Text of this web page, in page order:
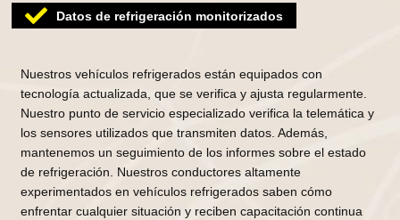
Datos de refrigeración monitorizados
Nuestros vehículos refrigerados están equipados con
tecnología actualizada, que se verifica y ajusta regularmente.
Nuestro punto de servicio especializado verifica la telemática y
los sensores utilizados que transmiten datos. Además,
mantenemos un seguimiento de los informes sobre el estado
de refrigeración. Nuestros conductores altamente
experimentados en vehículos refrigerados saben cómo
enfrentar cualquier situación y reciben capacitación continua